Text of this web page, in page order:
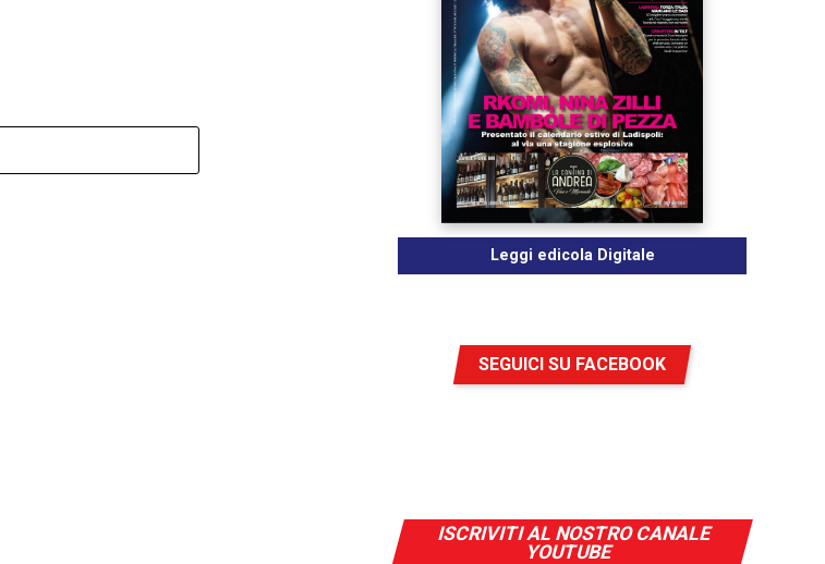
Leggi edicola Digitale
SEGUICI SU FACEBOOK
ISCRIVITI AL NOSTRO CANALE
YOUTUBE